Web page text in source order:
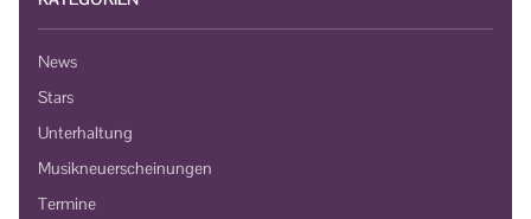
News
Stars
Unterhaltung
Musikneuerscheinungen
Termine